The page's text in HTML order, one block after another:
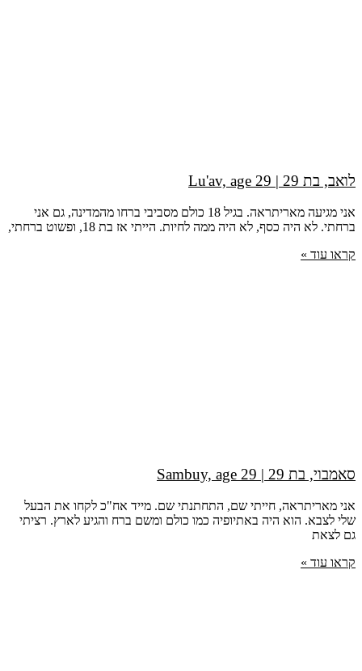
לואב, בת 29 | Lu'av, age 29
אני מגיעה מאריתראה. בגיל 18 כולם מסביבי ברחו מהמדינה, גם אני
ברחתי. לא היה כסף, לא היה ממה לחיות. הייתי אז בת 18, ופשוט ברחתי,
קראו עוד »
סאמבוי, בת 29 | Sambuy, age 29
אני מאריתראה, חייתי שם, התחתנתי שם. מייד אח"כ לקחו את הבעל
שלי לצבא. הוא היה באתיופיה כמו כולם ומשם ברח והגיע לארץ. רציתי
גם לצאת
קראו עוד »